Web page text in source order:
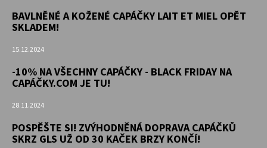
BAVLNĚNÉ A KOŽENÉ CAPÁČKY LAIT ET MIEL OPĚT
SKLADEM!
15.12.2024
-10% NA VŠECHNY CAPÁČKY - BLACK FRIDAY NA
CAPÁČKY.COM JE TU!
28.11.2024
POSPĚŠTE SI! ZVÝHODNĚNÁ DOPRAVA CAPÁČKŮ
SKRZ GLS UŽ OD 30 KAČEK BRZY KONČÍ!